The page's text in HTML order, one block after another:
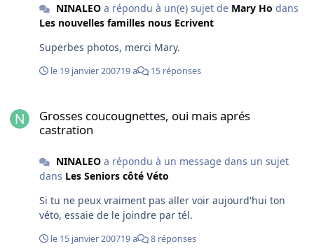
NINALEOa répondu à un(e) sujet de Mary Ho dans
Les nouvelles familles nous Ecrivent
Superbes photos, merci Mary.
le 19 janvier 200719 a 15 réponses
Grosses coucougnettes, oui mais aprés
castration
NINALEOa répondu à un message dans un sujet
dans Les Seniors côté Véto
Si tu ne peux vraiment pas aller voir aujourd'hui ton
véto, essaie de le joindre par tél.
le 15 janvier 200719 a 8 réponses